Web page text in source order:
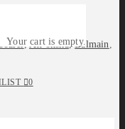
Your cart is empty.
0
,Att önska,Balmain,